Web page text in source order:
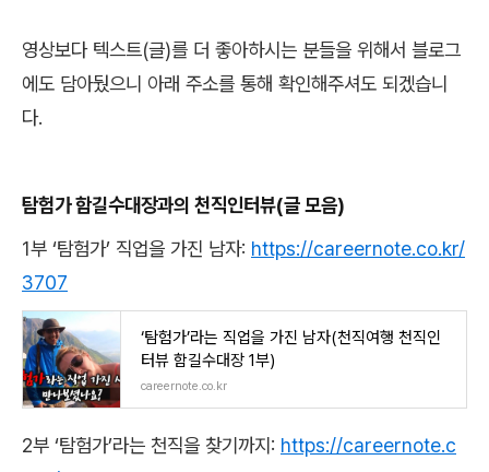
영상보다 텍스트(글)를 더 좋아하시는 분들을 위해서 블로그
에도 담아뒀으니 아래 주소를 통해 확인해주셔도 되겠습니
다.
탐험가 함길수대장과의 천직인터뷰(글 모음)
1부 ‘탐험가’ 직업을 가진 남자: https://careernote.co.kr/
3707
‘탐험가’라는 직업을 가진 남자(천직여행 천직인
터뷰 함길수대장 1부)
careernote.co.kr
2부 ‘탐험가’라는 천직을 찾기까지: https://careernote.c